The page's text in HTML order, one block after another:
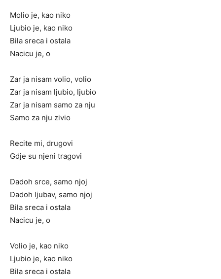
Molio je, kao niko
Ljubio je, kao niko
Bila sreca i ostala
Nacicu je, o
Zar ja nisam volio, volio
Zar ja nisam ljubio, ljubio
Zar ja nisam samo za nju
Samo za nju zivio
Recite mi, drugovi
Gdje su njeni tragovi
Dadoh srce, samo njoj
Dadoh ljubav, samo njoj
Bila sreca i ostala
Nacicu je, o
Volio je, kao niko
Ljubio je, kao niko
Bila sreca i ostala